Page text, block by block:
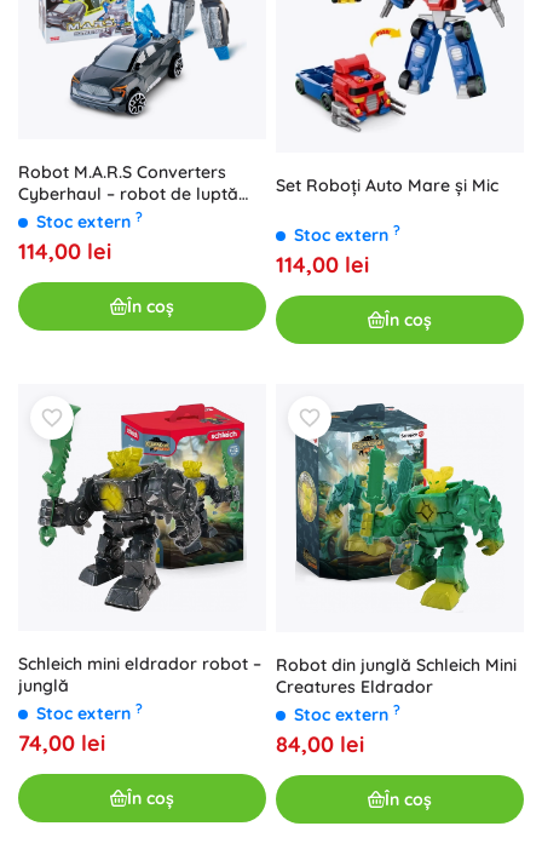
Robot M.A.R.S Converters
Cyberhaul – robot de luptă
transformabil și mașină
Stoc extern ?
114,00 lei
În coș
Set Roboți Auto Mare și Mic
Stoc extern ?
114,00 lei
În coș
Schleich mini eldrador robot –
junglă
Stoc extern ?
74,00 lei
În coș
Robot din junglă Schleich Mini
Creatures Eldrador
Stoc extern ?
84,00 lei
În coș